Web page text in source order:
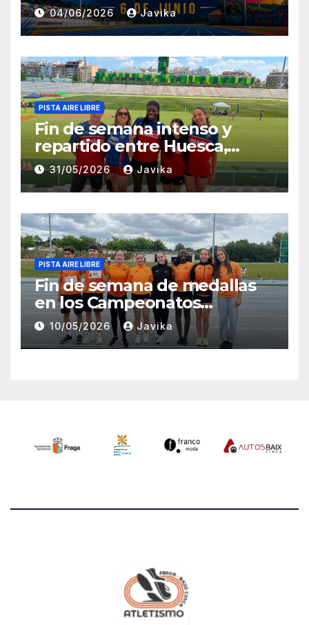
04/06/2026 Javika
PISTA AIRE LIBRE
Fin de semana intenso y
repartido entre Huesca,
Zaragoza y Madrid para el
Club Atletismo Fraga
31/05/2026 Javika
PISTA AIRE LIBRE
Fin de semana de medallas
en los Campeonatos
Provinciales Sub-14 y Sub-16
10/05/2026 Javika